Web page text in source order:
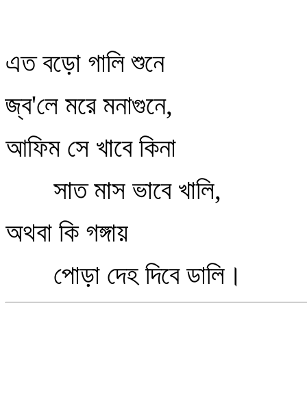
এত বড়ো গালি শুনে
জ্ব'লে মরে মনাগুনে,
আফিম সে খাবে কিনা
সাত মাস ভাবে খালি,
অথবা কি গঙ্গায়
পোড়া দেহ দিবে ডালি।